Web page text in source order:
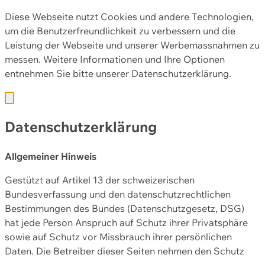
Diese Webseite nutzt Cookies und andere Technologien,
um die Benutzerfreundlichkeit zu verbessern und die
Leistung der Webseite und unserer Werbemassnahmen zu
messen. Weitere Informationen und Ihre Optionen
entnehmen Sie bitte unserer Datenschutzerklärung.
Datenschutzerklärung
Allgemeiner Hinweis
Gestützt auf Artikel 13 der schweizerischen
Bundesverfassung und den datenschutzrechtlichen
Bestimmungen des Bundes (Datenschutzgesetz, DSG)
hat jede Person Anspruch auf Schutz ihrer Privatsphäre
sowie auf Schutz vor Missbrauch ihrer persönlichen
Daten. Die Betreiber dieser Seiten nehmen den Schutz